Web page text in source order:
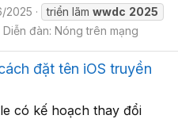
2025 triển lãm wwdc 2025
Diễn đàn: Nóng trên mạng
đặt tên iOS truyền
có kế hoạch thay đổi